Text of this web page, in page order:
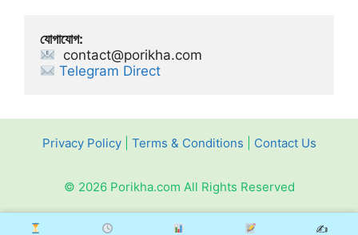
যোগাযোগ:
contact@porikha.com
Telegram Direct
Privacy Policy| Terms & Conditions Contact Us
© 2026 Porikha.com All Rights Reserved
✍️